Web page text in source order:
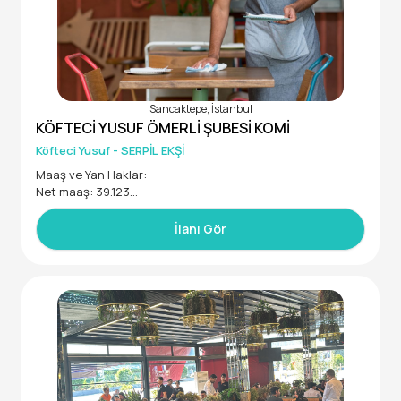
Sancaktepe, İstanbul
KÖFTECİ YUSUF ÖMERLİ ŞUBESİ KOMİ
Köfteci Yusuf - SERPİL EKŞİ
Maaş ve Yan Haklar:
Net maaş: 39.123
Yemek + Servis
Özel Sağlık Sigortası (2 ay deneme süresi sonrasında)
Aylık gıda yardımı
Çalışma Düzeni:
3 vardiya sistemi (günde 9 saat + 1 saat yemek molası)
07:45 / 18:00
13:45 / 00:00
00:00 / 10:00 (gece vardiyası da vardır)
Haftada 1 gün izin
Vardiya zorunludur
İlanı Gör